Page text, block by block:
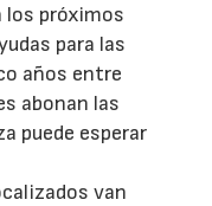
los próximos
para las
años entre
abonan las
puede esperar
van